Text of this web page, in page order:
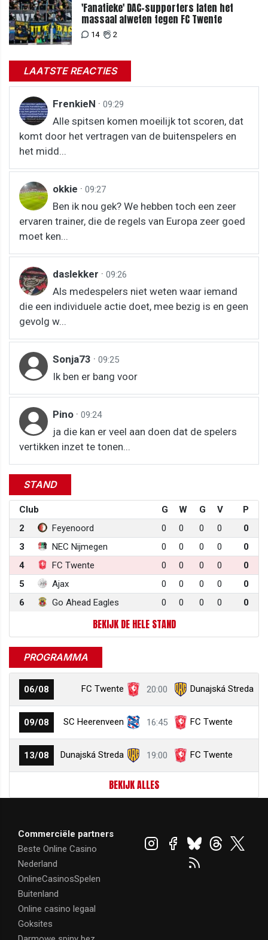
'Fanatieke' DAC-supporters laten het
massaal afweten tegen FC Twente
14 2
LAATSTE REACTIES
FrenkieN · 09:29
Alle spitsen komen moeilijk tot scoren, dat
komt door het vertragen van de buitenspelers en
het midd...
okkie · 09:27
Ben ik nou gek? We hebben toch een zeer
ervaren trainer, die de regels van Europa zeer goed
moet ken...
daslekker · 09:26
Als medespelers niet weten waar iemand
die een individuele actie doet, mee bezig is en geen
gevolg w...
Sonja73 · 09:25
Ik ben er bang voor
Pino · 09:24
ja die kan er veel aan doen dat de spelers
vertikken inzet te tonen...
STAND
Club G W G V
P
2
Feyenoord 0 0 0 0
0
3
NEC Nijmegen 0 0 0 0
0
4
FC Twente 0 0 0 0
0
5
Ajax 0 0 0 0
0
6
Go Ahead Eagles 0 0 0 0 0
BEKIJK DE HELE STAND
PROGRAMMA
06/08 FC Twente 20:00 Dunajská Streda
09/08 SC Heerenveen 16:45 FC Twente
13/08 Dunajská Streda 19:00 FC Twente
BEKIJK ALLES
Commerciële partners
Beste Online Casino
Nederland
OnlineCasinosSpelen
Buitenland
Online casino legaal
Goksites